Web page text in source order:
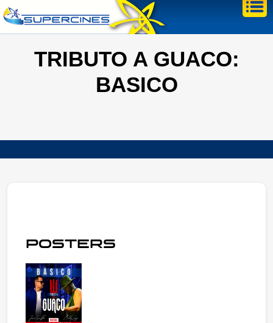
TRIBUTO A GUACO:
BASICO
POSTERS